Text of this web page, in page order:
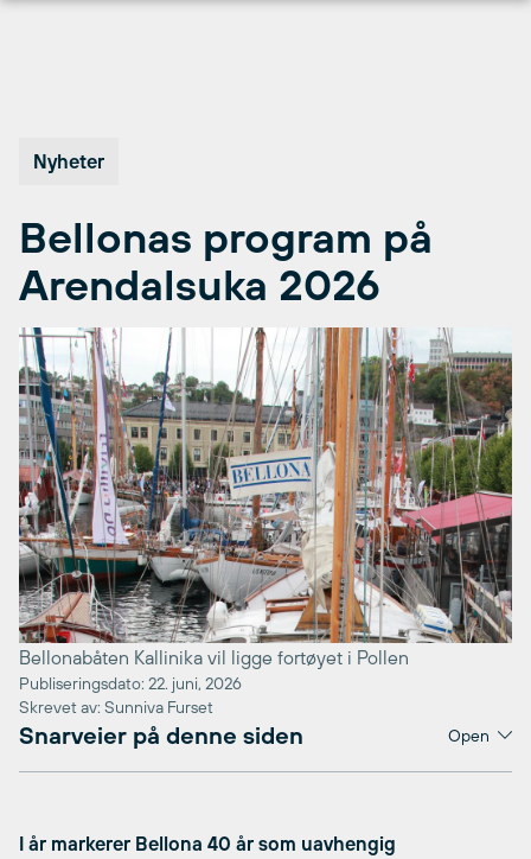
Nyheter
Bellonas program på
Arendalsuka 2026
Bellonabåten Kallinika vil ligge fortøyet i Pollen
Publiseringsdato: 22. juni, 2026
Skrevet av: Sunniva Furset
Snarveier på denne siden Open
I år markerer Bellona 40 år som uavhengig